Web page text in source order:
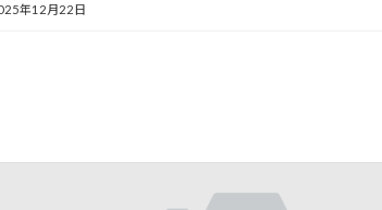
年12月22日